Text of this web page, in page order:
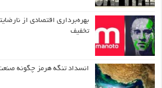
بهره‌برداری اقتصادی از
تخفیف
انسداد تنگه هرمز چگونه